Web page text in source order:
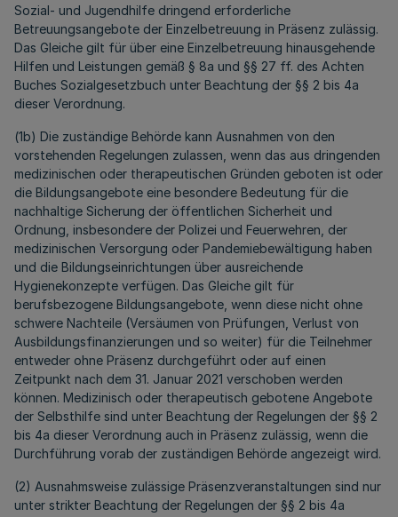
Sozial- und Jugendhilfe dringend erforderliche
Betreuungsangebote der Einzelbetreuung in Präsenz zulässig.
Das Gleiche gilt für über eine Einzelbetreuung hinausgehende
Hilfen und Leistungen gemäß § 8a und §§ 27 ff. des Achten
Buches Sozialgesetzbuch unter Beachtung der §§ 2 bis 4a
dieser Verordnung.
(1b) Die zuständige Behörde kann Ausnahmen von den
vorstehenden Regelungen zulassen, wenn das aus dringenden
medizinischen oder therapeutischen Gründen geboten ist oder
die Bildungsangebote eine besondere Bedeutung für die
nachhaltige Sicherung der öffentlichen Sicherheit und
Ordnung, insbesondere der Polizei und Feuerwehren, der
medizinischen Versorgung oder Pandemiebewältigung haben
und die Bildungseinrichtungen über ausreichende
Hygienekonzepte verfügen. Das Gleiche gilt für
berufsbezogene Bildungsangebote, wenn diese nicht ohne
schwere Nachteile (Versäumen von Prüfungen, Verlust von
Ausbildungsfinanzierungen und so weiter) für die Teilnehmer
entweder ohne Präsenz durchgeführt oder auf einen
Zeitpunkt nach dem 31. Januar 2021 verschoben werden
können. Medizinisch oder therapeutisch gebotene Angebote
der Selbsthilfe sind unter Beachtung der Regelungen der §§ 2
bis 4a dieser Verordnung auch in Präsenz zulässig, wenn die
Durchführung vorab der zuständigen Behörde angezeigt wird.
(2) Ausnahmsweise zulässige Präsenzveranstaltungen sind nur
unter strikter Beachtung der Regelungen der §§ 2 bis 4a